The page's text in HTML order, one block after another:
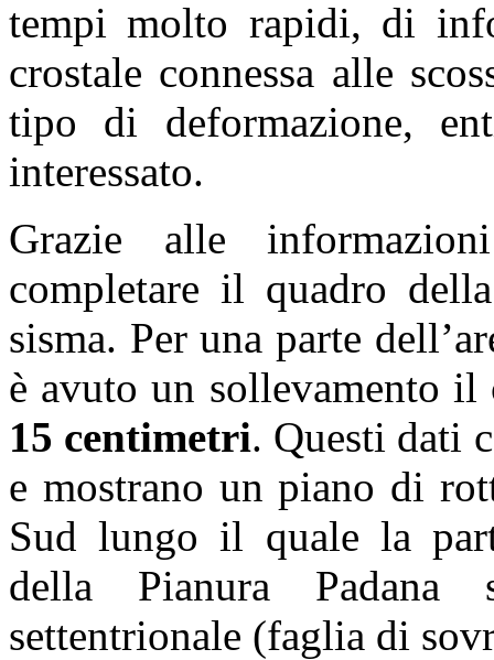
tempi molto rapidi, di
crostale connessa alle
tipo di deformazione,
interessato.
Grazie alle
completare il quadro
sisma. Per una parte
è avuto un sollevamento
15 centimetri. Questi dati
e mostrano un piano di
Sud lungo il quale la
della Pianura
settentrionale (faglia di